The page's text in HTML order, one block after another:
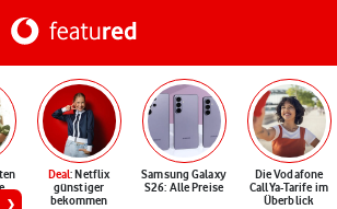
Deal: Netflix
günstiger
bekommen
Samsung Galaxy
S26: Alle Preise
Die Vodafone
CallYa-Tarife im
Überblick